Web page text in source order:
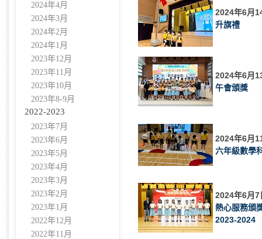
2024年4月
2024年3月
2024年2月
2024年1月
2023年12月
2023年11月
2023年10月
2023年8-9月
2022-2023
2023年7月
2023年6月
2023年5月
2023年4月
2023年3月
2023年2月
2023年1月
2022年12月
2022年11月
2024年6月
升旗禮
2024年6月
午會頒獎
2024年6月
六年級數學
2024年6月7
熱心服務頒
2023-2024